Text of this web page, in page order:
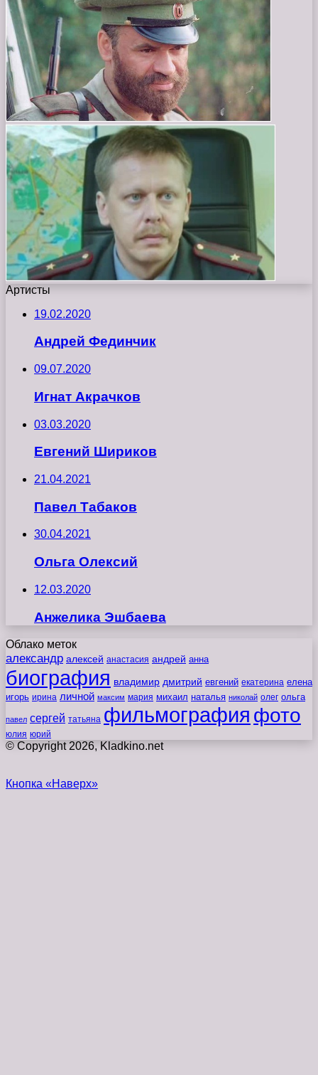
Артисты
19.02.2020
Андрей Фединчик
09.07.2020
Игнат Акрачков
03.03.2020
Евгений Шириков
21.04.2021
Павел Табаков
30.04.2021
Ольга Олексий
12.03.2020
Анжелика Эшбаева
Облако меток
александр алексей анастасия андрей анна
биография владимир дмитрий евгений екатерина елена
игорь ирина личной максим мария михаил наталья николай олег ольга
павел сергей татьяна фильмография фото
юлия юрий
© Copyright 2026, Kladkino.net
Кнопка «Наверх»